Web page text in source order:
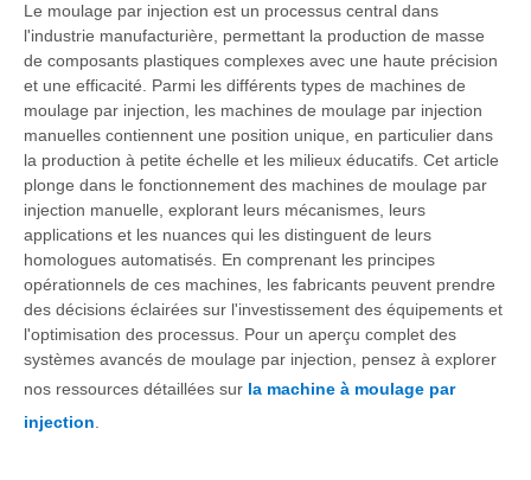
Le moulage par injection est un processus central dans
l'industrie manufacturière, permettant la production de masse
de composants plastiques complexes avec une haute précision
et une efficacité. Parmi les différents types de machines de
moulage par injection, les machines de moulage par injection
manuelles contiennent une position unique, en particulier dans
la production à petite échelle et les milieux éducatifs. Cet article
plonge dans le fonctionnement des machines de moulage par
injection manuelle, explorant leurs mécanismes, leurs
applications et les nuances qui les distinguent de leurs
homologues automatisés. En comprenant les principes
opérationnels de ces machines, les fabricants peuvent prendre
des décisions éclairées sur l'investissement des équipements et
l'optimisation des processus. Pour un aperçu complet des
systèmes avancés de moulage par injection, pensez à explorer
nos ressources détaillées sur la machine à moulage par
injection